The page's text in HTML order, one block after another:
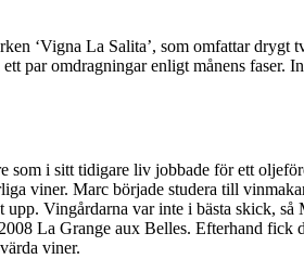
‘Vigna La Salita’, som omfattar
par omdragningar enligt månens faser.
i sitt tidigare liv jobbade för ett
viner. Marc började studera till
Vingårdarna var inte i bästa skick,
La Grange aux Belles. Efterhand
viner.